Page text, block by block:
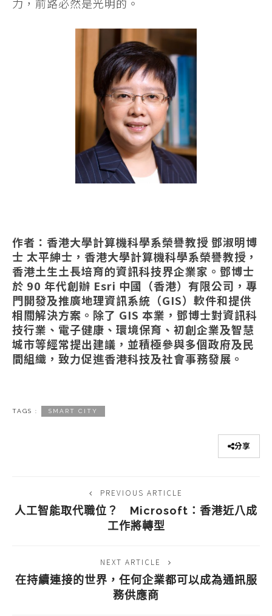
作者：香港大學計算機科學系榮譽教授 鄧淑明博
士 太平紳士，香港大學計算機科學系榮譽教授，
香港土生土長培育的資訊科技界企業家。鄧博士
於 90 年代創辦 Esri 中國（香港）有限公司，專
門開發及推廣地理資訊系統（GIS）軟件和提供
相關解決方案。除了 GIS 本業，鄧博士對資訊科
技行業、電子健康、環境保育、初創企業及智慧
城市等經常提出建議，並積極參與多個政府及民
間組織，致力促進香港科技及社會事務發展。
TAGS : SMART CITY
分享
PREVIOUS ARTICLE
人工智能取代職位？ Microsoft：香港近八成
工作將轉型
NEXT ARTICLE
在持續連接的世界，任何企業都可以成為通訊服
務供應商